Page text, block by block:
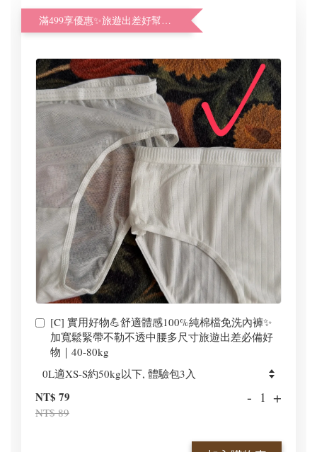
滿499享優惠✨旅遊出差好幫手體驗加購價
[C] 實用好物💪舒適體感100%純棉檔免洗內褲✨
加寬鬆緊帶不勒不透中腰多尺寸旅遊出差必備好
物｜40-80kg
NT$ 79
NT$ 89
- +